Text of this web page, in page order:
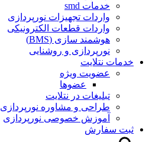
خدمات smd
واردات تجهیزات نورپردازی
واردات قطعات الکترونیکی
هوشمند سازی (BMS)
نورپردازی و روشنایی
خدمات نتلایت
عضویت ویژه
عضوها
تبلیغات در نتلایت
طراحی و مشاوره نورپردازی
آموزش خصوصی نورپردازی
ثبت سفارش